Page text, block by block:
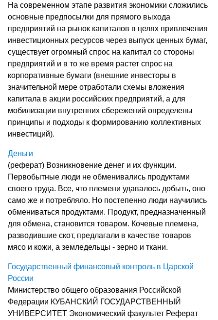
На современном этапе развития экономики сложились
основные предпосылки для прямого выхода
предприятий на рынок капиталов в целях привлечения
инвестиционных ресурсов через выпуск ценных бумаг,
существует огромный спрос на капитал со стороны
предприятий и в то же время растет спрос на
корпоративные бумаги (внешние инвесторы в
значительной мере отработали схемы вложения
капитала в акции российских предприятий, а для
мобилизации внутренних сбережений определены
принципы и подходы к формированию коллективных
инвестиций).
Деньги
(реферат) Возникновение денег и их функции.
Первобытные люди не обменивались продуктами
своего труда. Все, что племени удавалось добыть, оно
само же и потребляло. Но постепенно люди научились
обмениваться продуктами. Продукт, предназначенный
для обмена, становится товаром. Кочевые племена,
разводившие скот, предлагали в качестве товаров
мясо и кожи, а земледельцы - зерно и ткани.
Государственный финансовый контроль в Царской
России
Министерство общего образования Российской
Федерации КУБАНСКИЙ ГОСУДАРСТВЕННЫЙ
УНИВЕРСИТЕТ Экономический факультет Реферат